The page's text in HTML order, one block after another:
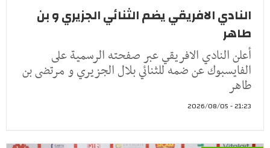
النادي الافريقي يضم الثنائي الجزيري و بن
طاهر
أعلن النادي الافريقي عبر صفحته الرسمية على
الفايسبوك عن ضمه للثنائي بلال الجزيري و مرتضى بن
طاهر
21:23 - 2026/08/05